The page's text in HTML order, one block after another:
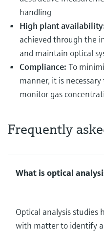
handling
High plant
achieved through the
and maintain optical
Compliance: To
manner, it is
monitor gas
Frequently
What is optical
Optical analysis studies
with matter to identify